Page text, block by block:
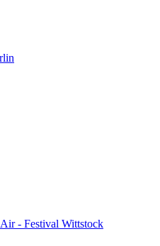
- Festival Wittstock